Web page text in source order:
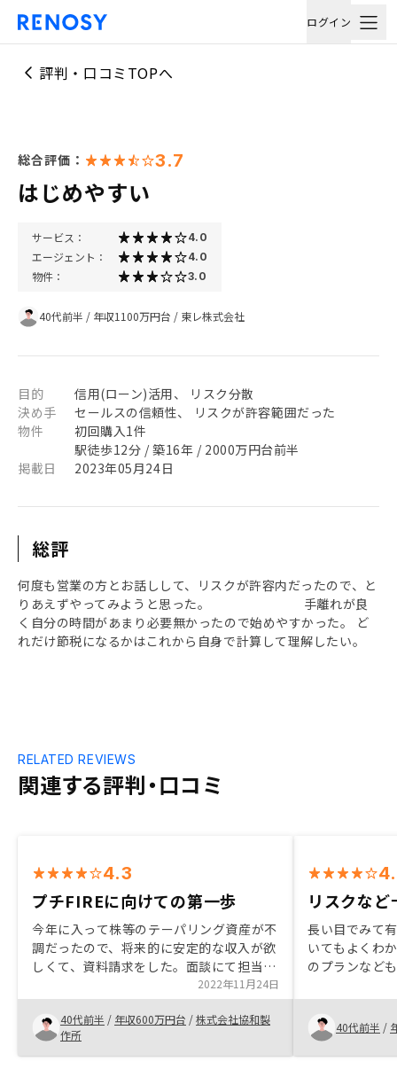
ログイン
評判・口コミTOPへ
総合評価： 3.7
はじめやすい
サービス： 4.0
エージェント： 4.0
物件： 3.0
40代前半 / 年収1100万円台 / 東レ株式会社
目的
信用(ローン)活用、 リスク分散
決め手
セールスの信頼性、 リスクが許容範囲だった
物件
初回購入1件
駅徒歩12分 / 築16年 / 2000万円台前半
掲載日
2023年05月24日
総評
何度も営業の方とお話しして、リスクが許容内だったので、と
りあえずやってみようと思った。 手離れが良
く自分の時間があまり必要無かったので始めやすかった。 ど
れだけ節税になるかはこれから自身で計算して理解したい。
関連する評判・口コミ
RELATED REVIEWS
4.3
プチFIREに向けての第一歩
今年に入って株等のテーパリング資産が不
調だったので、将来的に安定的な収入が欲
しくて、資料請求をした。面談にて担当し
てくれた営業が優秀で、説明が大変分かり
やすかった。更に他社と物件を比較した
が、とても魅力的だった為、RENOCYに決
める事にした。 他の理由としてはテーパ
リング商品とのリスク分散、また万が一の
2022年11月24日
40代前半 / 年収600万円台 /株式会社協和製
作所
リスクな
長い目でみて
いてもよくわ
のプランなど
空室保証など
組むが、余剰
心できた
40代前半 /